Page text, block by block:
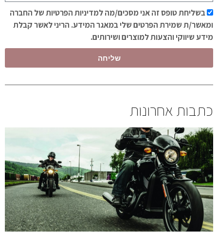
בשליחת טופס זה אני מסכים/מה למדיניות הפרטיות של החברה
ומאשר/ת שמירת הפרטים שלי במאגר המידע. הריני לאשר קבלת
מידע שיווקי והצעות למוצרים ושירותים.
שליחה
כתבות אחרונות